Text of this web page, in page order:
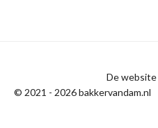
De
© 2021 - 2026 bakkervandam.nl